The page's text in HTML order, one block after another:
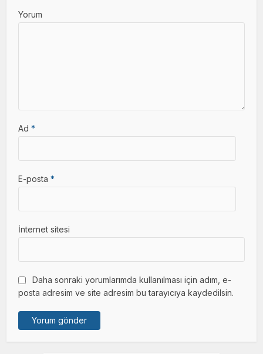
Yorum
Ad*
E-posta*
İnternet sitesi
Daha sonraki yorumlarımda kullanılması için adım, e-
posta adresim ve site adresim bu tarayıcıya kaydedilsin.